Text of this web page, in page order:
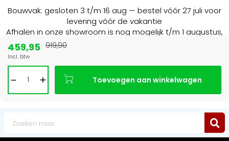
Bouwvak: gesloten 3 t/m 16 aug — bestel vóór 27 juli voor
levering vóór de vakantie
Afhalen in onze showroom is nog mogelijk t/m 1 augustus,
459,95
Incl. btw
919,90
Toevoegen aan winkelwagen